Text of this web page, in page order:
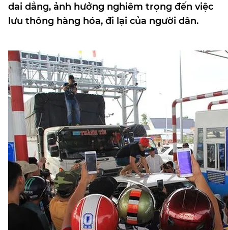
dai dẳng, ảnh hưởng nghiêm trọng đến việc
lưu thông hàng hóa, đi lại của người dân.